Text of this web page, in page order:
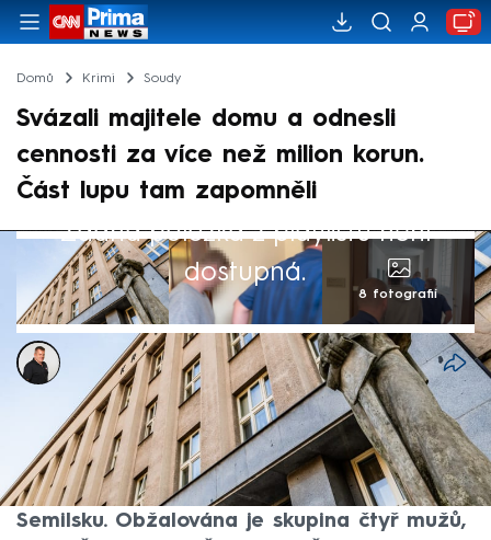
Domů Krimi Soudy
Svázali majitele domu a odnesli
cennosti za více než milion korun.
Část lupu tam zapomněli
Žádná položka z playlistu není
dostupná.
8 fotografií
Patrik Buňka
24. čvn 2025, 13:05
Krajský soud v Hradci Králové začal
projednávat případ násilné loupeže, ke
které došlo v loňském roce v obci Kruh na
Semilsku. Obžalována je skupina čtyř mužů,